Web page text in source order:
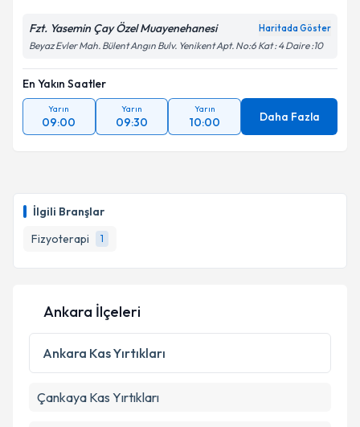
İlgili Branşlar
Fizyoterapi
1
Kişisel verilerimin işlenmesine ilişkin
Aydınlatma
Metni'ni okudum ve kişisel verilerimin belirtilen
kapsamda işlenmesini kabul ediyorum.
Takvim Talebini Gönder
Fzt. Yasemin Çay Özel Muayenehanesi Haritada Göster
Beyaz Evler Mah. Bülent Angın Bulv. Yenikent Apt. No:6 Kat : 4 Daire :10
En Yakın Saatler
Yarın
09:00
Yarın
09:30
Yarın
10:00 Daha Fazla
Ankara İlçeleri
Ankara Kas Yırtıkları
Çankaya Kas Yırtıkları